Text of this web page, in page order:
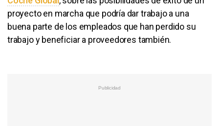
proyecto en marcha que podría dar trabajo a una
buena parte de los empleados que han perdido su
trabajo y beneficiar a proveedores también.